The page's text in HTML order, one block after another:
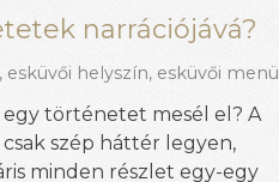
narrációjává?
, esküvői helyszín, esküvői menü
történetet mesél el? A
szép háttér legyen,
minden részlet egy-egy